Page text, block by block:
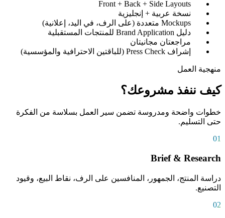
Front + Back + Side Layouts
نسخة عربية + إنجليزية
Mockups متعددة (على الرف، في اليد، إعلانية)
دليل Brand Application للمنتجات المستقبلية
مراجعتان مجانيتان
إشراف Press Check (للباقتين الاحترافية والمؤسسية)
منهجية العمل
كيف ننفذ مشروعك؟
خطوات واضحة ومدروسة تضمن سير العمل بسلاسة من الفكرة
حتى التسليم.
01
Brief & Research
دراسة المنتج، الجمهور، المنافسين على الرف، نقاط البيع، وقيود
التصنيع.
02